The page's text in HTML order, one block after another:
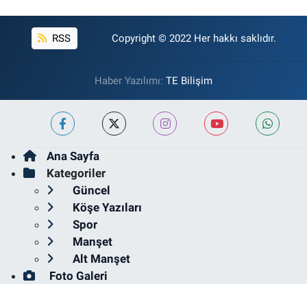
RSS Copyright © 2022 Her hakkı saklıdır.
Haber Yazılımı: TE Bilişim
Ana Sayfa
Kategoriler
Güncel
Köşe Yazıları
Spor
Manşet
Alt Manşet
Foto Galeri